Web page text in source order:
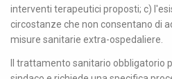
interventi terapeutici proposti; c)
circostanze che non consentano di
misure sanitarie extra-ospedaliere.
Il trattamento sanitario obbligatorio